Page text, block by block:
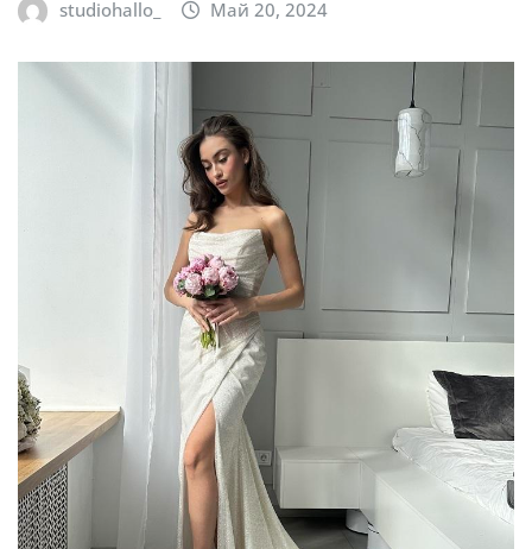
studiohallo_ Май 20, 2024